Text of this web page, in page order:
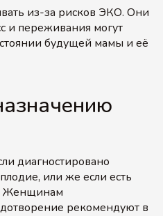
из-за рисков ЭКО. Они
и переживания могут
будущей мамы и её
диагностировано
или же если есть
Женщинам
рекомендуют в